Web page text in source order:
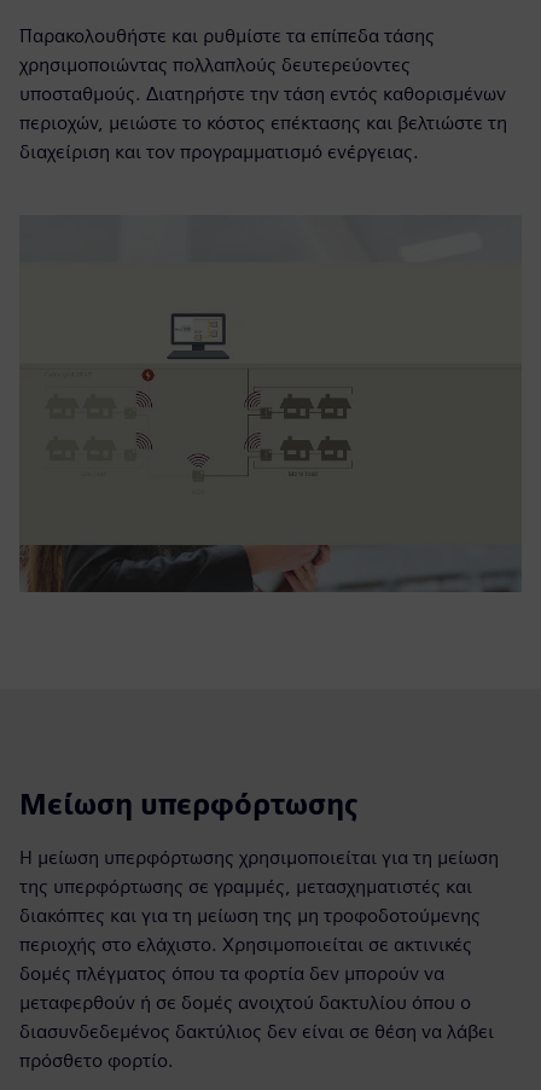
Παρακολουθήστε και ρυθμίστε τα επίπεδα τάσης
χρησιμοποιώντας πολλαπλούς δευτερεύοντες
υποσταθμούς. Διατηρήστε την τάση εντός καθορισμένων
περιοχών, μειώστε το κόστος επέκτασης και βελτιώστε τη
διαχείριση και τον προγραμματισμό ενέργειας.
Μείωση υπερφόρτωσης
Η μείωση υπερφόρτωσης χρησιμοποιείται για τη μείωση
της υπερφόρτωσης σε γραμμές, μετασχηματιστές και
διακόπτες και για τη μείωση της μη τροφοδοτούμενης
περιοχής στο ελάχιστο. Χρησιμοποιείται σε ακτινικές
δομές πλέγματος όπου τα φορτία δεν μπορούν να
μεταφερθούν ή σε δομές ανοιχτού δακτυλίου όπου ο
διασυνδεδεμένος δακτύλιος δεν είναι σε θέση να λάβει
πρόσθετο φορτίο.